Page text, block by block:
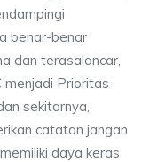
benar-benar
dan terasalancar,
menjadi Prioritas
sekitarnya,
catatan jangan
daya keras